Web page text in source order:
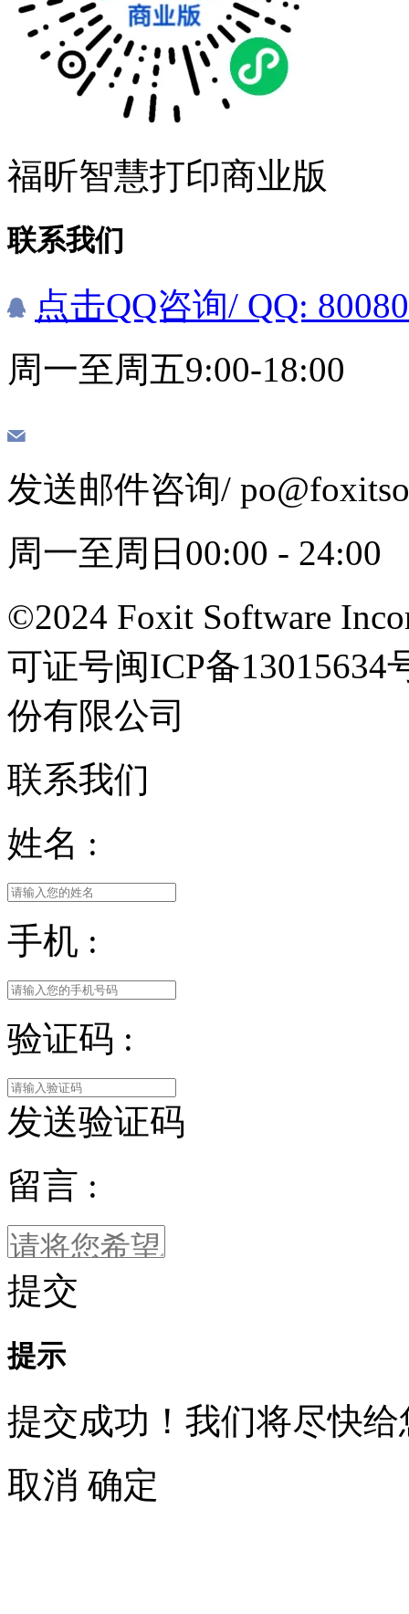
福昕智慧打印商业版
联系我们
点击QQ咨询/ QQ:
周一至周五9:00-18:00
发送邮件咨询/
周一至周日00:00 - 24:00
©2024 Foxit Software
可证号闽ICP备
份有限公司
联系我们
姓名 :
手机 :
验证码 :
发送验证码
留言 :
提交
提示
提交成功！我们将尽快
取消 确定